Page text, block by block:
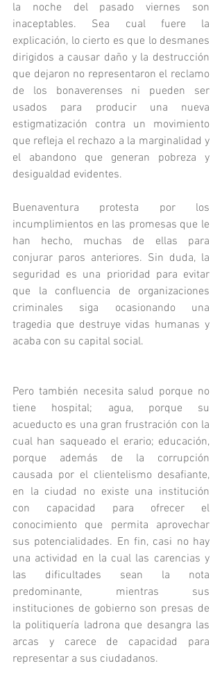
la noche del pasado viernes son
inaceptables. Sea cual fuere la
explicación, lo cierto es que lo desmanes
dirigidos a causar daño y la destrucción
que dejaron no representaron el reclamo
de los bonaverenses ni pueden ser
usados para producir una nueva
estigmatización contra un movimiento
que refleja el rechazo a la marginalidad y
el abandono que generan pobreza y
desigualdad evidentes.
Buenaventura protesta por los
incumplimientos en las promesas que le
han hecho, muchas de ellas para
conjurar paros anteriores. Sin duda, la
seguridad es una prioridad para evitar
que la confluencia de organizaciones
criminales siga ocasionando una
tragedia que destruye vidas humanas y
acaba con su capital social.
Pero también necesita salud porque no
tiene hospital; agua, porque su
acueducto es una gran frustración con la
cual han saqueado el erario; educación,
porque además de la corrupción
causada por el clientelismo desafiante,
en la ciudad no existe una institución
con capacidad para ofrecer el
conocimiento que permita aprovechar
sus potencialidades. En fin, casi no hay
una actividad en la cual las carencias y
las dificultades sean la nota
predominante, mientras sus
instituciones de gobierno son presas de
la politiquería ladrona que desangra las
arcas y carece de capacidad para
representar a sus ciudadanos.